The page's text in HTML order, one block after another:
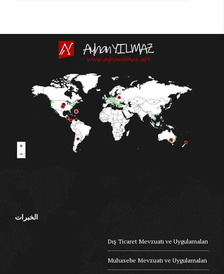
الخبرات
Dış Ticaret Mevzuatı ve Uygulamaları
Muhasebe Mevzuatı ve Uygulamaları